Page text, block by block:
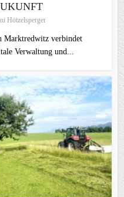
Hötzelsperger
Marktredwitz verbindet
Verwaltung und...